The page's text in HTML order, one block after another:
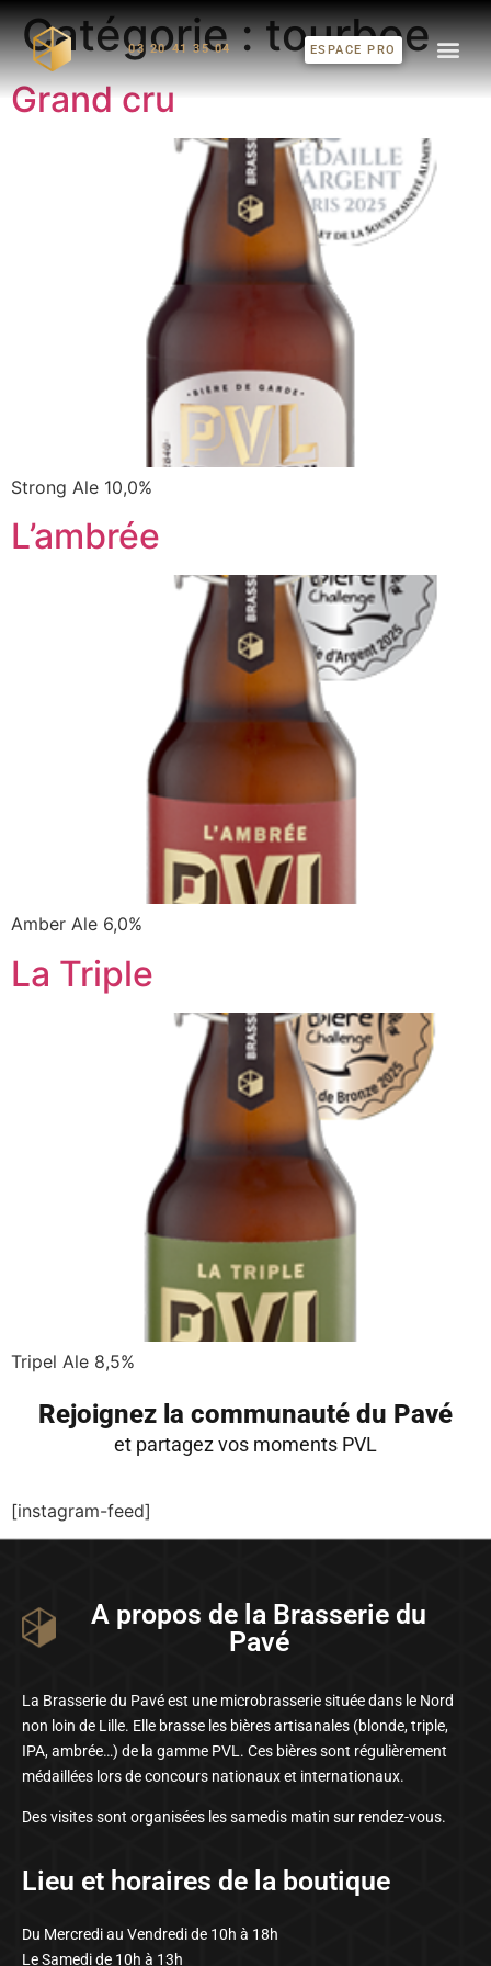
03 20 41 35 04 ESPACE PRO
Catégorie :tourbee
Grand cru
Strong Ale 10,0%
L’ambrée
Amber Ale 6,0%
La Triple
Tripel Ale 8,5%
Rejoignez la communauté du Pavé
et partagez vos moments PVL
[instagram-feed]
A propos de la Brasserie du
Pavé
La Brasserie du Pavé est une microbrasserie située dans le Nord
non loin de Lille. Elle brasse les bières artisanales (blonde, triple,
IPA, ambrée…) de la gamme PVL. Ces bières sont régulièrement
médaillées lors de concours nationaux et internationaux.
Des visites sont organisées les samedis matin sur rendez-vous.
Lieu et horaires de la boutique
Du Mercredi au Vendredi de 10h à 18h
Le Samedi de 10h à 13h